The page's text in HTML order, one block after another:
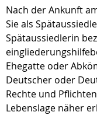
Nach der Ankunft
Sie als
Spätaussiedlerin
Ehegatte oder
Deutscher oder
Rechte und
Lebenslage näher